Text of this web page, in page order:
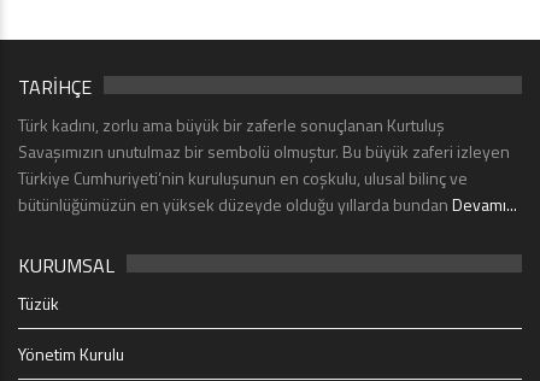
TARİHÇE
Türk kadını, zorlu ama büyük bir zaferle sonuçlanan Kurtuluş
Savaşımızın unutulmaz bir sembolü olmuştur. Bu büyük zaferi izleyen
Türkiye Cumhuriyeti’nin kuruluşunun en coşkulu, ulusal bilinç ve
bütünlüğümüzün en yüksek düzeyde olduğu yıllarda bundanDevamı...
KURUMSAL
Tüzük
Yönetim Kurulu